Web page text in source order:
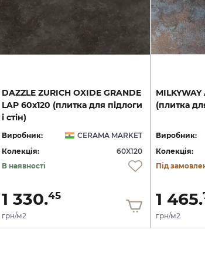
DAZZLE ZURICH OXIDE GRANDE
LAP 60х120 (плитка для підлоги
і стін)
Виробник:
CERAMA MARKET
Колекція:
60X120
В наявності
1 330.45
грн/м2
MILKYWAY
(плитка
Виробник:
Колекція:
Під
1 465.
грн/м2